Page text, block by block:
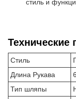
стиль и
Технические
Стиль
Длина Рукава
Тип шляпы